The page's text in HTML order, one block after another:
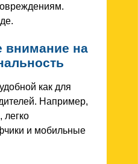
внимание на
как для
Например,
легко
и мобильные